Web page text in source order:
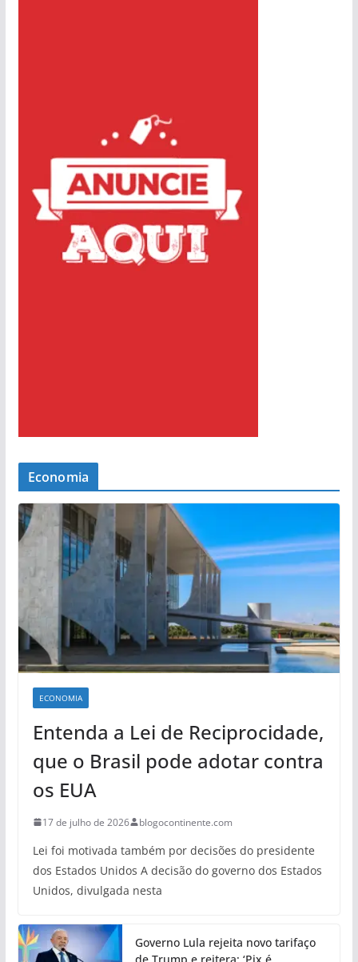
Economia
ECONOMIA
Entenda a Lei de Reciprocidade,
que o Brasil pode adotar contra
os EUA
17 de julho de 2026 blogocontinente.com
Lei foi motivada também por decisões do presidente
dos Estados Unidos A decisão do governo dos Estados
Unidos, divulgada nesta
Governo Lula rejeita novo tarifaço
de Trump e reitera: ‘Pix é